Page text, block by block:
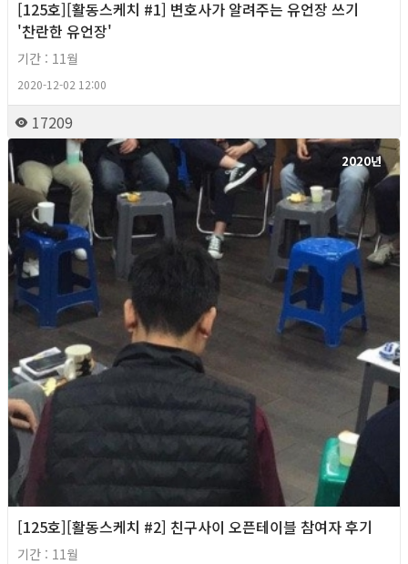
[125호][활동스케치 #1] 변호사가 알려주는 유언장 쓰기
'찬란한 유언장'
기간 : 11월
2020-12-02 12:00
17209
2020년
[125호][활동스케치 #2] 친구사이 오픈테이블 참여자 후기
기간 : 11월